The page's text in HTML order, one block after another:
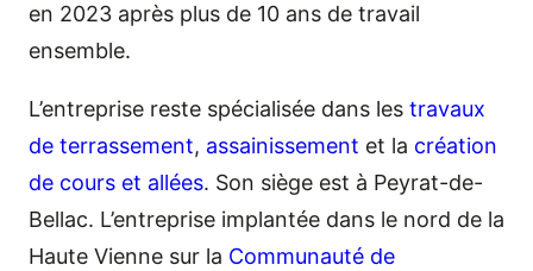
en 2023 après plus de 10 ans de travail
ensemble.
L’entreprise reste spécialisée dans les travaux
de terrassement, assainissement et la création
de cours et allées. Son siège est à Peyrat-de-
Bellac. L’entreprise implantée dans le nord de la
Haute Vienne sur la Communauté de